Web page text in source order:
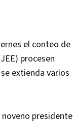
el conteo de
procesen
extienda varios
presidente